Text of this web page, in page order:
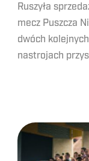
Ruszyła
mecz Puszcza
dwóch
nastrojach